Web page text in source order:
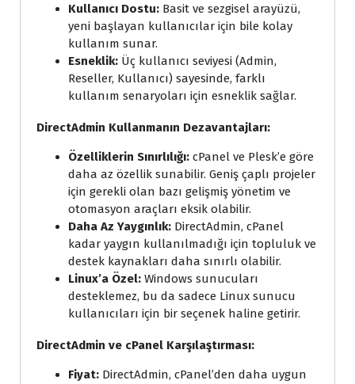
Kullanıcı Dostu: Basit ve sezgisel arayüzü,
yeni başlayan kullanıcılar için bile kolay
kullanım sunar.
Esneklik: Üç kullanıcı seviyesi (Admin,
Reseller, Kullanıcı) sayesinde, farklı
kullanım senaryoları için esneklik sağlar.
DirectAdmin Kullanmanın Dezavantajları:
Özelliklerin Sınırlılığı: cPanel ve Plesk’e göre
daha az özellik sunabilir. Geniş çaplı projeler
için gerekli olan bazı gelişmiş yönetim ve
otomasyon araçları eksik olabilir.
Daha Az Yaygınlık: DirectAdmin, cPanel
kadar yaygın kullanılmadığı için topluluk ve
destek kaynakları daha sınırlı olabilir.
Linux’a Özel: Windows sunucuları
desteklemez, bu da sadece Linux sunucu
kullanıcıları için bir seçenek haline getirir.
DirectAdmin ve cPanel Karşılaştırması:
Fiyat: DirectAdmin, cPanel’den daha uygun